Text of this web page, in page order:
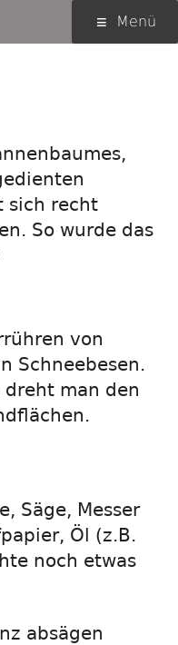
Menü
sich recht
So wurde das
von
Schneebesen.
man den
Säge, Messer
Öl (z.B.
noch etwas
absägen